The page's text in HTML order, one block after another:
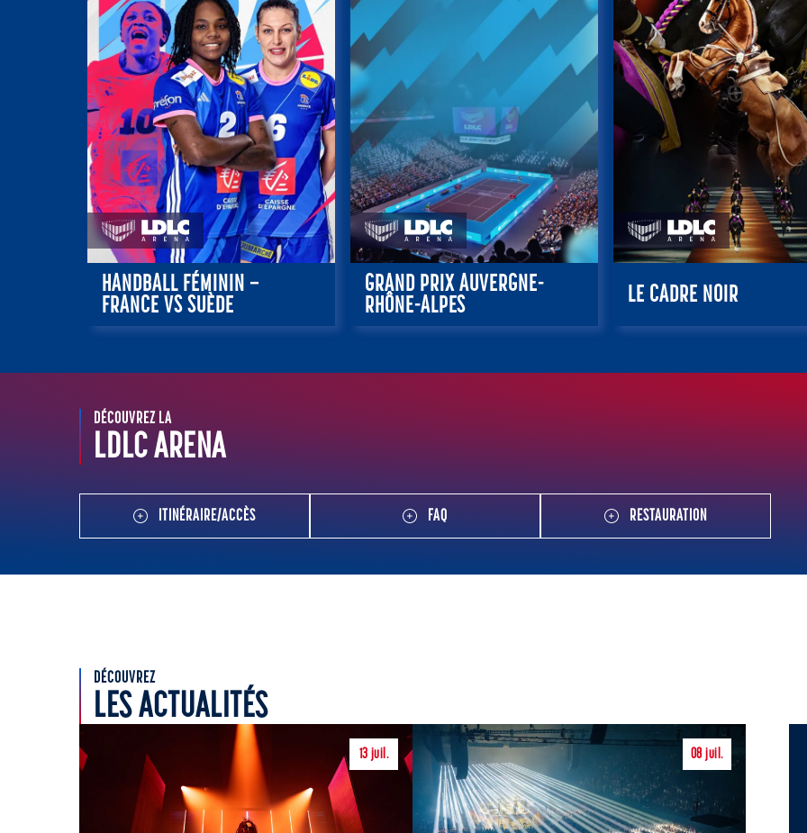
HANDBALL FÉMININ –
FRANCE VS SUÈDE
GRAND PRIX AUVERGNE-
RHÔNE-ALPES
LE CADRE NOIR
DÉCOUVREZ LA
LDLC ARENA
ITINÉRAIRE/ACCÈS FAQ RESTAURATION
DÉCOUVREZ
LES ACTUALITÉS
13 juil. 08 juil.